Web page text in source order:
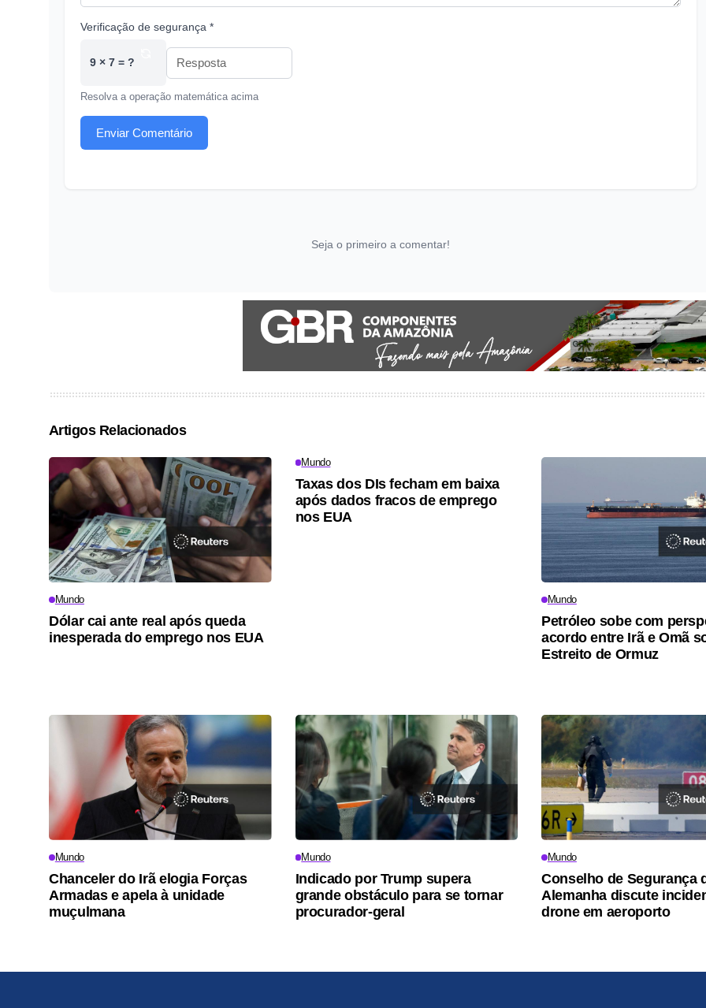
Verificação de segurança *
9 × 7 = ?
Resolva a operação matemática acima
Enviar Comentário
Seja o primeiro a comentar!
Artigos Relacionados
Mundo
Dólar cai ante real após queda
inesperada do emprego nos EUA
Mundo
Taxas dos DIs fecham em baixa
após dados fracos de emprego
nos EUA
Mundo
Petróleo sobe com
acordo entre Irã e Omã
Estreito de Ormuz
Mundo
Chanceler do Irã elogia Forças
Armadas e apela à unidade
muçulmana
Mundo
Indicado por Trump supera
grande obstáculo para se tornar
procurador-geral
Mundo
Conselho de Segurança
Alemanha discute
drone em aeroporto